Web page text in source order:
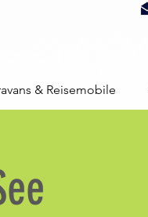
& Reisemobile